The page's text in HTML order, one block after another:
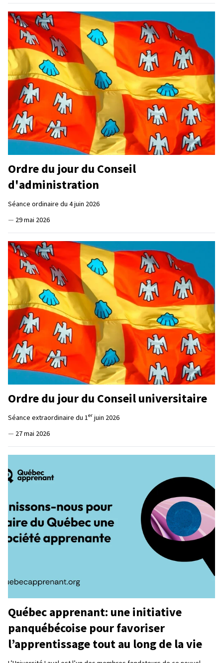
Ordre du jour du Conseil
d'administration
Séance ordinaire du 4 juin 2026
— 29 mai 2026
Ordre du jour du Conseil universitaire
Séance extraordinaire du 1 er juin 2026
— 27 mai 2026
Québec apprenant: une initiative
panquébécoise pour favoriser
l’apprentissage tout au long de la vie